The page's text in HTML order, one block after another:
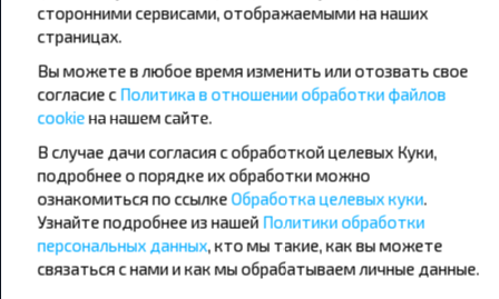
Популярные автобусные
направления
Орша - Могилёв
Минск - Несвиж
Минск - Могилёв
Минск - Пинск
Минск - Брест
Минск - Гомель
Минск - Бобруйск
Минск - Барановичи
Брест - Тересполь
Брест - Беловежская Пуща
Брест - Минск
Варшава - Минск
Санкт-Петербург - Минск
Москва - Барановичи
сторонними сервисами, отображаемыми на наших
страницах.
Вы можете в любое время изменить или отозвать свое
согласие сПолитика в отношении обработки файлов
cookieна нашем сайте.
В случае дачи согласия с обработкой целевых Куки,
подробнее о порядке их обработки можно
ознакомиться по ссылкеОбработка целевых куки.
Узнайте подробнее из нашей Политики обработки
персональных данных, кто мы такие, как вы можете
связаться с нами и как мы обрабатываем личные данные.